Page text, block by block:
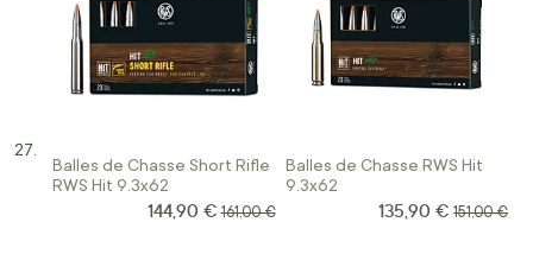
Balles de Chasse Short Rifle
RWS Hit 9.3x62
Prix Spécial
144,90 € Prix normal
161,00 €
Balles de Chasse RWS Hit
9.3x62
Prix Spécial
135,90 € Prix
151,00 €